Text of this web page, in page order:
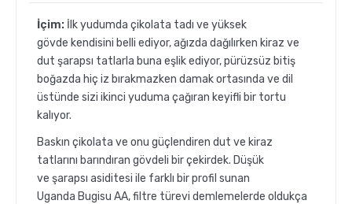
İçim: İlk yudumda çikolata tadı ve yüksek
gövde kendisini belli ediyor, ağızda dağılırken kiraz ve
dut şarapsı tatlarla buna eşlik ediyor, pürüzsüz bitiş
boğazda hiç iz bırakmazken damak ortasında ve dil
üstünde sizi ikinci yuduma çağıran keyifli bir tortu
kalıyor.
Baskın çikolata ve onu güçlendiren dut ve kiraz
tatlarını barındıran gövdeli bir çekirdek. Düşük
ve şarapsı asiditesi ile farklı bir profil sunan
Uganda Bugisu AA, filtre türevi demlemelerde oldukça